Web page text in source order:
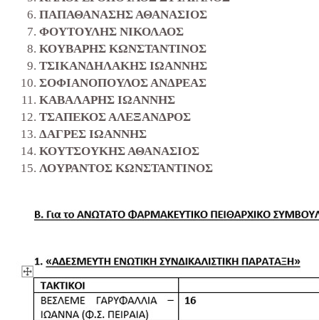
ΠΑΠΑΘΑΝΑΣΗΣ ΑΘΑΝΑΣΙΟΣ
ΦΟΥΤΟΥΛΗΣ ΝΙΚΟΛΑΟΣ
ΚΟΥΒΑΡΗΣ ΚΩΝΣΤΑΝΤΙΝΟΣ
ΤΣΙΚΑΝΔΗΛΑΚΗΣ ΙΩΑΝΝΗΣ
ΣΟΦΙΑΝΟΠΟΥΛΟΣ ΑΝΔΡΕΑΣ
ΚΑΒΑΛΑΡΗΣ ΙΩΑΝΝΗΣ
ΤΣΑΠΕΚΟΣ ΑΛΕΞΑΝΔΡΟΣ
ΔΑΓΡΕΣ ΙΩΑΝΝΗΣ
ΚΟΥΤΣΟΥΚΗΣ ΑΘΑΝΑΣΙΟΣ
ΛΟΥΡΑΝΤΟΣ ΚΩΝΣΤΑΝΤΙΝΟΣ